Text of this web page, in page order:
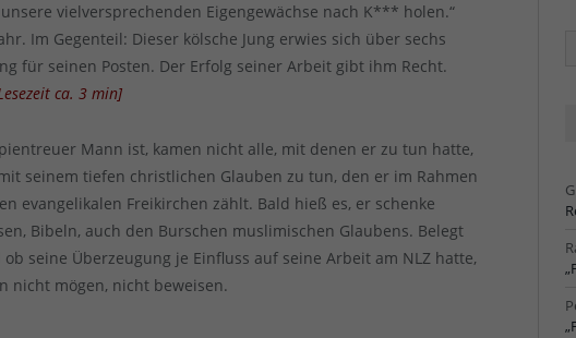
vielversprechenden Eigengewächse nach K*** holen.“
Im Gegenteil: Dieser kölsche Jung erwies sich über sechs
für seinen Posten. Der Erfolg seiner Arbeit gibt ihm Recht.
ca. 3 min]
Mann ist, kamen nicht alle, mit denen er zu tun hatte,
seinem tiefen christlichen Glauben zu tun, den er im Rahmen
evangelikalen Freikirchen zählt. Bald hieß es, er schenke
Bibeln, auch den Burschen muslimischen Glaubens. Belegt
seine Überzeugung je Einfluss auf seine Arbeit am NLZ hatte,
nicht mögen, nicht beweisen.